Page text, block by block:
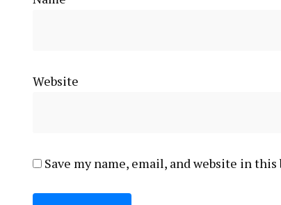
Website
Save my name, email, and website in